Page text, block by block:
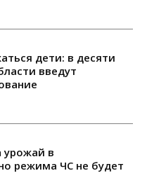
дети: в десяти
введут
урожай в
режима ЧС не будет